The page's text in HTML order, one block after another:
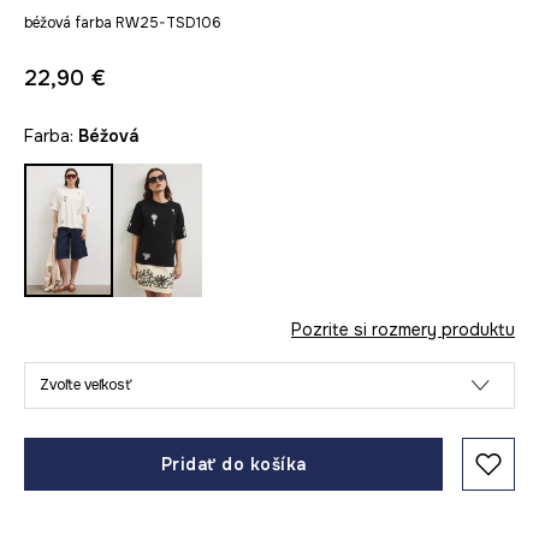
béžová farba RW25-TSD106
22,90 €
Farba: béžová
Pozrite si rozmery produktu
Zvoľte veľkosť
Pridať do košíka